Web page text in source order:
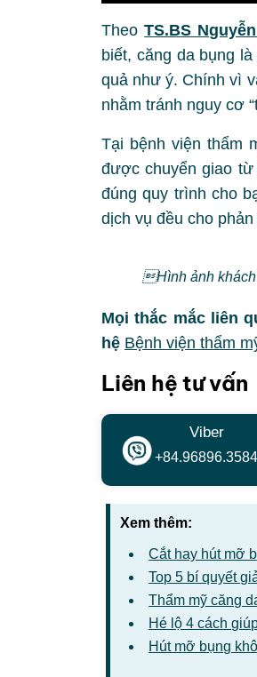
TheoTS.BS
biết, căng da bụng
quả như ý. Chính vì
nhằm tránh nguy cơ
Tại bệnh viện thẩm
được chuyển giao từ
đúng quy trình cho
dịch vụ đều cho
Hình ảnh khách
Mọi thắc mắc liên
hệ Bệnh viện thẩm
Liên hệ tư vấn
Viber
+84.96896.3584
Xem thêm:
Cắt hay hút mỡ
Top 5 bí quyết
Thẩm mỹ căng
Hé lộ 4 cách
Hút mỡ bụng